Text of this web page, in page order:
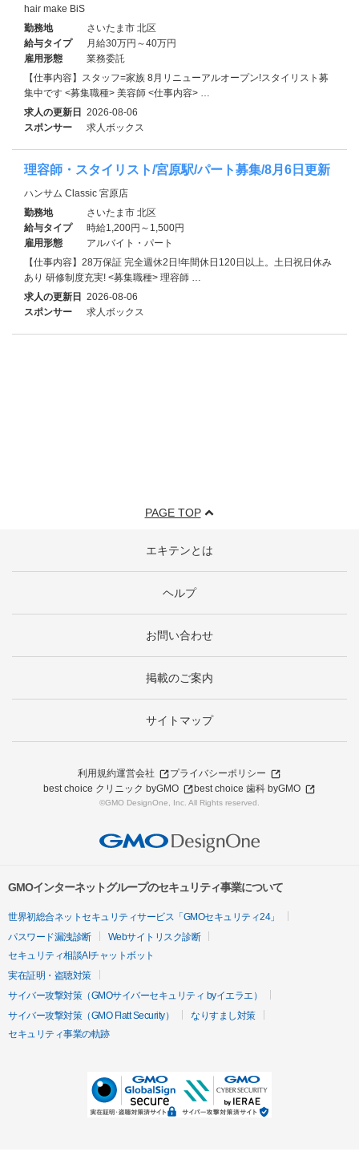
hair make BiS
勤務地
さいたま市 北区
給与タイプ
月給30万円～40万円
雇用形態
業務委託
【仕事内容】スタッフ=家族 8月リニューアルオープン!スタイリスト募
集中です <募集職種> 美容師 <仕事内容> …
求人の更新日 2026-08-06
スポンサー
求人ボックス
理容師・スタイリスト/宮原駅/パート募集/8月6日更新
ハンサム Classic 宮原店
勤務地
さいたま市 北区
給与タイプ
時給1,200円～1,500円
雇用形態
アルバイト・パート
【仕事内容】28万保証 完全週休2日!年間休日120日以上。土日祝日休み
あり 研修制度充実! <募集職種> 理容師 …
求人の更新日 2026-08-06
スポンサー
求人ボックス
PAGE TOP
エキテンとは
ヘルプ
お問い合わせ
掲載のご案内
サイトマップ
利用規約運営会社
プライバシーポリシー
best choice クリニック byGMO
best choice 歯科 byGMO
©GMO DesignOne, Inc. All Rights reserved.
GMOインターネットグループのセキュリティ事業について
世界初総合ネットセキュリティサービス「GMOセキュリティ24」
パスワード漏洩診断
Webサイトリスク診断
セキュリティ相談AIチャットボット
実在証明・盗聴対策
サイバー攻撃対策（GMOサイバーセキュリティ byイエラエ）
サイバー攻撃対策（GMO Flatt Security）
なりすまし対策
セキュリティ事業の軌跡